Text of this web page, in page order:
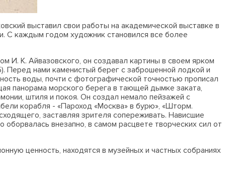
выставил свои работы на академической выставке в
С каждым годом художник становился все более
И. К. Айвазовского, он создавал картины в своем ярком
Перед нами каменистый берег с заброшенной лодкой и
воды, почти с фотографической точностью прописал
панорама морского берега в тающей дымке заката,
штиля и покоя. Он создал немало пейзажей с
корабля - «Пароход «Москва» в бурю», «Шторм.
заставляя зрителя сопереживать. Нависшие
внезапно, в самом расцвете творческих сил от
ценность, находятся в музейных и частных собраниях